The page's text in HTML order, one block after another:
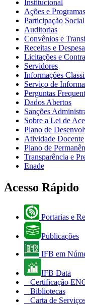
Institucional
Ações e Programas
Participação Social
Auditorias
Convênios e
Receitas e
Licitações e
Servidores
Informações
Serviço de
Perguntas
Dados Abertos
Sanções
Sobre a Lei de
Plano de
Atividade Docente
Plano de
Transparência e
Enade
Acesso Rápido
Portarias e
Publicações
IFB em
IFB Data
Certificação
Bibliotecas
Carta de